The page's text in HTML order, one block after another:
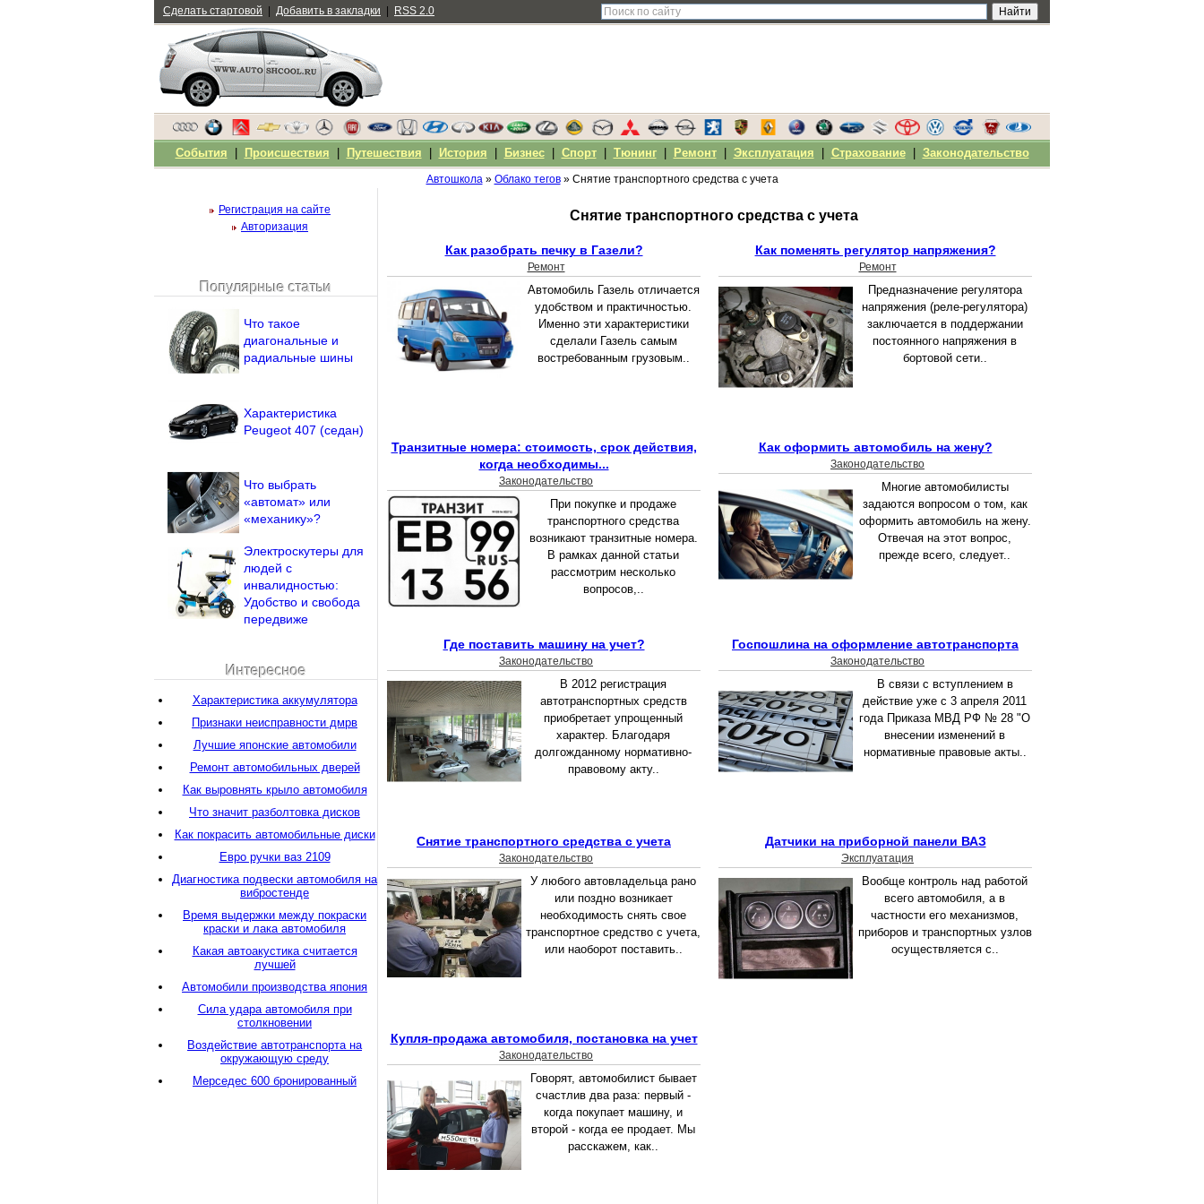
Автошкола» Облако тегов» Снятие транспортного средства с учета
Снятие транспортного средства с учета
Как разобрать печку в Газели?
Ремонт
Автомобиль Газель отличается
удобством и практичностью.
Именно эти характеристики
сделали Газель самым
востребованным грузовым..
Как поменять регулятор напряжения?
Ремонт
Предназначение регулятора
напряжения (реле-регулятора)
заключается в поддержании
постоянного напряжения в
бортовой сети..
Транзитные номера: стоимость, срок действия,
когда необходимы...
Законодательство
При покупке и продаже
транспортного средства
возникают транзитные номера.
В рамках данной статьи
рассмотрим несколько
вопросов,..
Как оформить автомобиль на жену?
Законодательство
Многие автомобилисты
задаются вопросом о том, как
оформить автомобиль на жену.
Отвечая на этот вопрос,
прежде всего, следует..
Где поставить машину на учет?
Законодательство
В 2012 регистрация
автотранспортных средств
приобретает упрощенный
характер. Благодаря
долгожданному нормативно-
правовому акту..
Госпошлина на оформление автотранспорта
Законодательство
В связи с вступлением в
действие уже с 3 апреля 2011
года Приказа МВД РФ № 28 "О
внесении изменений в
нормативные правовые акты..
Снятие транспортного средства с учета
Законодательство
У любого автовладельца рано
или поздно возникает
необходимость снять свое
транспортное средство с учета,
или наоборот поставить..
Датчики на приборной панели ВАЗ
Эксплуатация
Вообще контроль над работой
всего автомобиля, а в
частности его механизмов,
приборов и транспортных узлов
осуществляется с..
Купля-продажа автомобиля, постановка на учет
Законодательство
Говорят, автомобилист бывает
счастлив два раза: первый -
когда покупает машину, и
второй - когда ее продает. Мы
расскажем, как..
Регистрация на сайте
Авторизация
Напомнить пароль?
Популярные статьи
Что такое
диагональные и
радиальные шины
Характеристика
Peugeot 407 (седан)
Что выбрать
«автомат» или
«механику»?
Электроскутеры для
людей с
инвалидностью:
Удобство и свобода
передвиже
Интересное
Характеристика аккумулятора
Признаки неисправности дмрв
Лучшие японские автомобили
Ремонт автомобильных дверей
Как выровнять крыло автомобиля
Что значит разболтовка дисков
Как покрасить автомобильные диски
Евро ручки ваз 2109
Диагностика подвески автомобиля на
вибростенде
Время выдержки между покраски
краски и лака автомобиля
Какая автоакустика считается
лучшей
Автомобили производства япония
Сила удара автомобиля при
столкновении
Воздействие автотранспорта на
окружающую среду
Мерседес 600 бронированный
Сделать стартовой Добавить в закладки RSS 2.0
События Происшествия Путешествия История Бизнес| Спорт| Тюнинг| Ремонт| Эксплуатация Страхование| Законодательство